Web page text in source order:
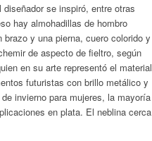
se inspiró, entre otras
hay almohadillas de hombro
y una pierna, cuero colorido y
de aspecto de fieltro, según
en su arte representó el material
futuristas con brillo metálico y
invierno para mujeres, la mayoría
en plata. El neblina cerca